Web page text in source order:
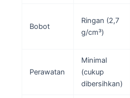
Bobot
Ringan (2,7
g/cm³)
Perawatan
Minimal
(cukup
dibersihkan)